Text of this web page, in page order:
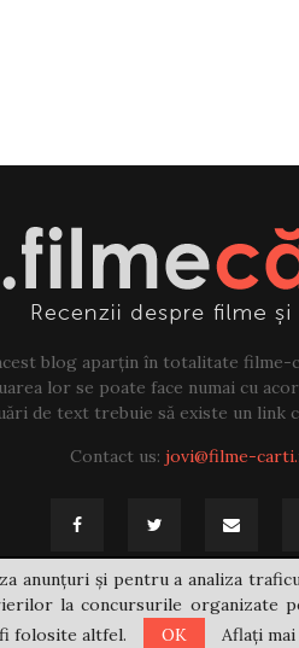
blog aparțin în totalitate
lor se poate face numai cu
de text trebuie să existe un link
Contact us: jovi@filme-
@2021 - filme-carti.ro
și pentru a analiza
la concursurile
folosite altfel.
OK Aflați